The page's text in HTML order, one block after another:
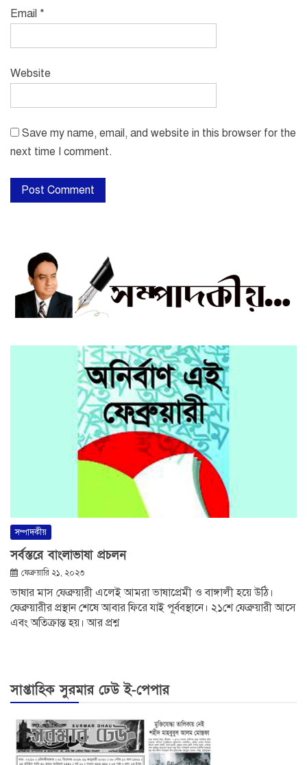
Email *
Website
Save my name, email, and website in this browser for the
next time I comment.
সম্পাদকীয়
সর্বস্তরে বাংলাভাষা প্রচলন
ফেব্রুয়ারি ২১, ২০২৩
ভাষার মাস ফেব্রুয়ারী এলেই আমরা ভাষাপ্রেমী ও বাঙ্গালী হয়ে উঠি।
ফেব্রুয়ারীর প্রস্থান শেষে আবার ফিরে যাই পূর্ববস্থানে। ২১শে ফেব্রুয়ারী আসে
এবং অতিক্রান্ত হয়। আর প্রশ্ন
সাপ্তাহিক সুরমার ঢেউ ই-পেপার